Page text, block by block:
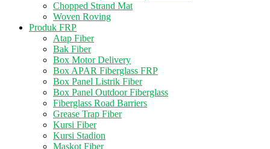
Chopped Strand Mat
Woven Roving
Produk FRP
Atap Fiber
Bak Fiber
Box Motor Delivery
Box APAR Fiberglass FRP
Box Panel Listrik Fiber
Box Panel Outdoor Fiberglass
Fiberglass Road Barriers
Grease Trap Fiber
Kursi Fiber
Kursi Stadion
Maskot Fiber